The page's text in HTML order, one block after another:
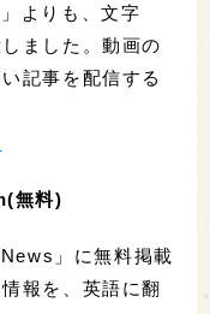
よりも、文字
ました。動画の
記事を配信する
無料)
」に無料掲載
報を、英語に翻